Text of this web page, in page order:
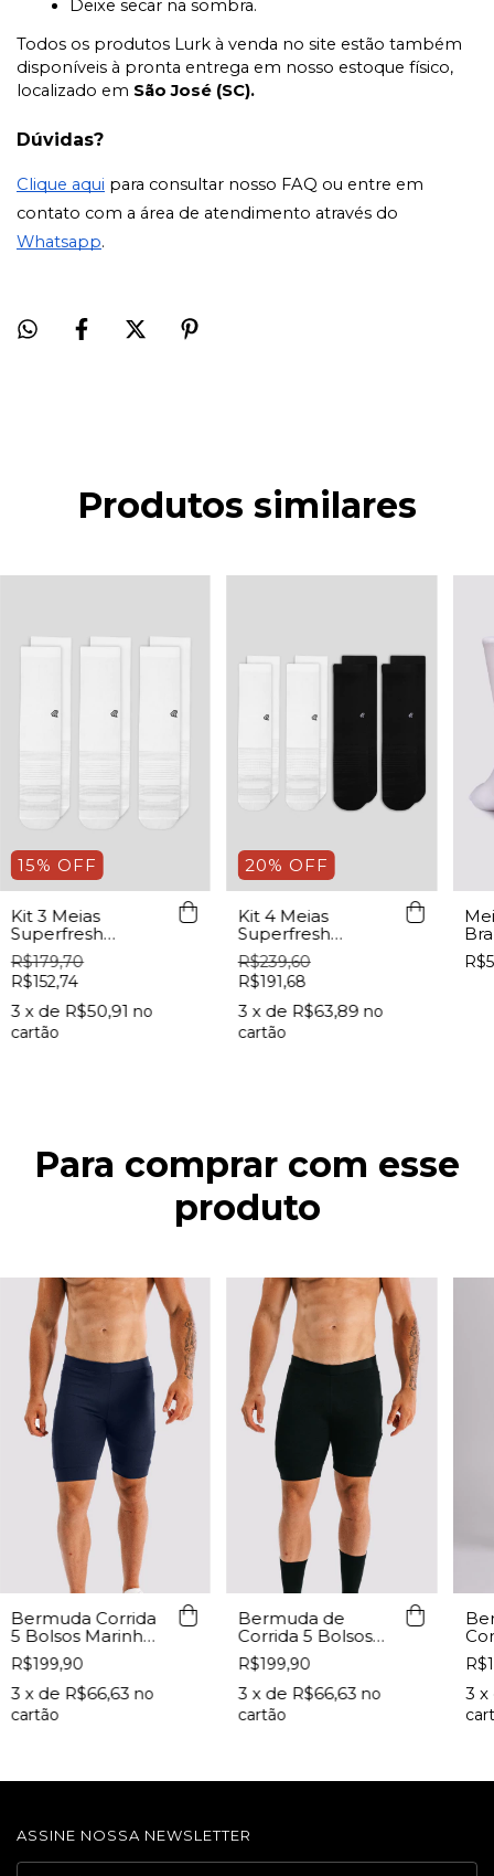
Deixe secar na sombra.
Todos os produtos Lurk à venda no site estão também
disponíveis à pronta entrega em nosso estoque físico,
localizado em São José (SC).
Dúvidas?
Clique aqui para consultar nosso FAQ ou entre em
contato com a área de atendimento através do
Whatsapp.
Produtos similares
15% OFF
Kit 3 Meias
Superfresh
Branca
R$179,70
R$152,74
3 x de R$50,91
20% OFF
Kit 4 Meias
Superfresh
Preta/Branca
R$239,60
R$191,68
3 x de R$63,89
Para comprar com esse
produto
Bermuda Corrida
5 Bolsos Marinho
Lurk
R$199,90
3 x de R$66,63
Bermuda de
Corrida 5 Bolsos
Preto Lurk
R$199,90
3 x de R$66,63 3 x
ASSINE NOSSA NEWSLETTER